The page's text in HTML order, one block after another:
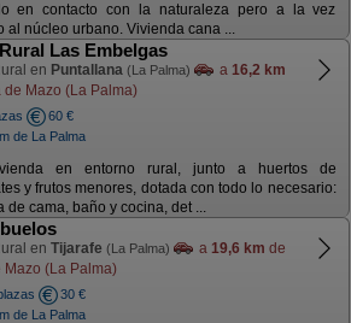
en contacto con la naturaleza pero a la vez
al núcleo urbano. Vivienda cana ...
Las Embelgas
en Puntallana (La Palma) a 16,2 km
de Mazo (La Palma)
60 €
de La Palma
en entorno rural, junto a huertos de
y frutos menores, dotada con todo lo necesario:
de cama, baño y cocina, det ...
en Tijarafe (La Palma) a 19,6 km de
Mazo (La Palma)
30 €
de La Palma